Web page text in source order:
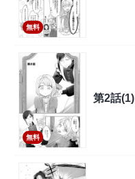
無料
無料
第2話(1)